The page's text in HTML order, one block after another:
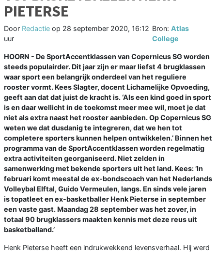
PIETERSE
Door Redactie op 28 september 2020, 16:12
uur
Bron: Atlas
College
HOORN - De SportAccentklassen van Copernicus SG worden
steeds populairder. Dit jaar zijn er maar liefst 4 brugklassen
waar sport een belangrijk onderdeel van het reguliere
rooster vormt. Kees Slagter, docent Lichamelijke Opvoeding,
geeft aan dat dat juist de kracht is. ‘Als een kind goed in sport
is en daar wellicht in de toekomst meer mee wil, moet je dat
niet als extra naast het rooster aanbieden. Op Copernicus SG
weten we dat dusdanig te integreren, dat we hen tot
completere sporters kunnen helpen ontwikkelen.’ Binnen het
programma van de SportAccentklassen worden regelmatig
extra activiteiten georganiseerd. Niet zelden in
samenwerking met bekende sporters uit het land. Kees: ‘In
februari komt meestal de ex-bondscoach van het Nederlands
Volleybal Elftal, Guido Vermeulen, langs. En sinds vele jaren
is topatleet en ex-basketballer Henk Pieterse in september
een vaste gast. Maandag 28 september was het zover, in
totaal 90 brugklassers maakten kennis met deze reus uit
basketballand.’
Henk Pieterse heeft een indrukwekkend levensverhaal. Hij werd